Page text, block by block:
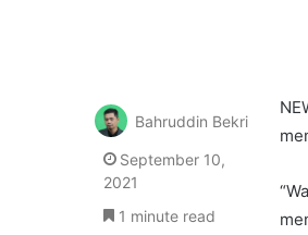
Bahruddin Bekri
September 10,
2021
1 minute read